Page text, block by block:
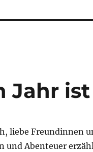
Jahr
liebe Freundinnen
und Abenteuer